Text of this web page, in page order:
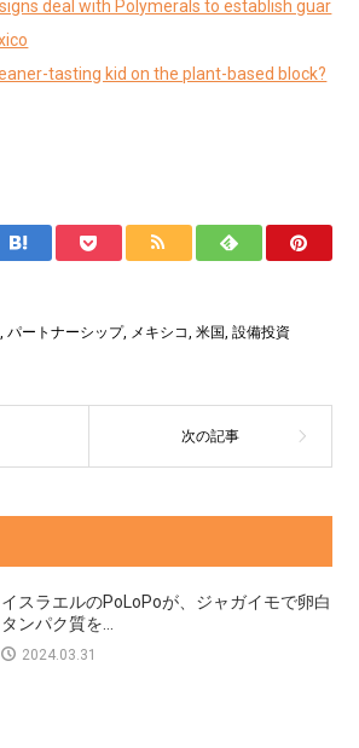
deal with Polymerals to establish guar
tasting kid on the plant-based block?
,パートナーシップ, メキシコ,米国,設備投資
イスラエルのPoLoPoが、ジャガイモで卵白
タンパク質を...
2024.03.31